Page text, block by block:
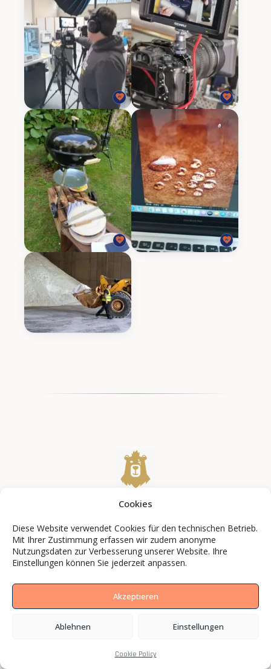
Cookies
Diese Website verwendet Cookies für den technischen Betrieb.
Mit Ihrer Zustimmung erfassen wir zudem anonyme
Nutzungsdaten zur Verbesserung unserer Website. Ihre
Einstellungen können Sie jederzeit anpassen.
Akzeptieren
Ablehnen Einstellungen
Cookie Policy
Marken und Mittelständler setzen mit BCS
Marken und Macher, die
ihre Bildsprache mit BCS
Media geschärft haben.